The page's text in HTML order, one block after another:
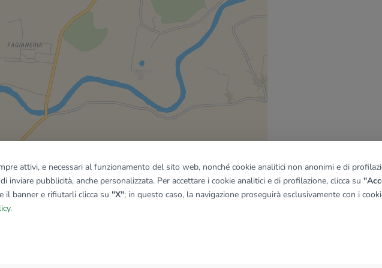
tutti gli immobili del riquadro
attivi, e necessari al funzionamento del sito web, nonché cookie analitici non anonimi e di
inviare pubblicità, anche personalizzata. Per accettare i cookie analitici e di profilazione, clicca su
il banner e rifiutarli clicca su "X"; in questo caso, la navigazione proseguirà esclusivamente con i
.